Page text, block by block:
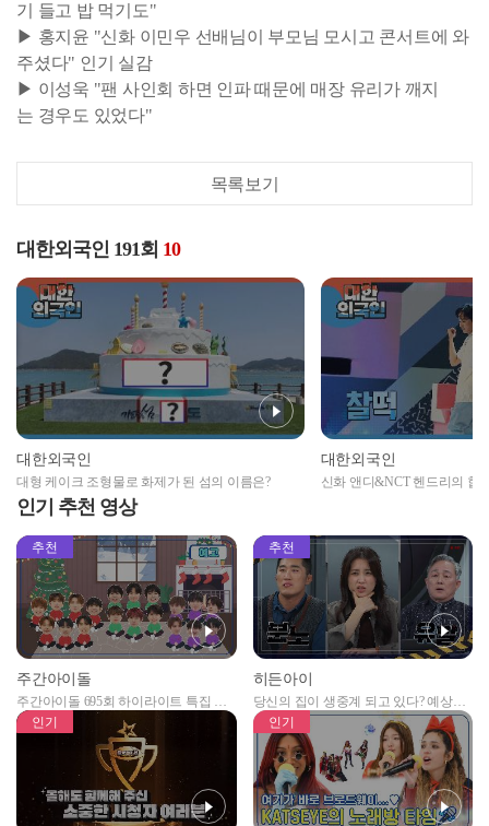
기 들고 밥 먹기도"
▶ 홍지윤 "신화 이민우 선배님이 부모님 모시고 콘서트에 와
주셨다" 인기 실감
▶ 이성욱 "팬 사인회 하면 인파 때문에 매장 유리가 깨지
는 경우도 있었다"
목록보기
대한외국인 191회 10
대한외국인
대형 케이크 조형물로 화제가 된 섬의 이름은?
대한외국인
신화 앤디&NCT 헨드리의 합
인기 추천 영상
추천
주간아이돌
주간아이돌 695회 하이라이트 특집 남
자아이돌편 예고
추천
히든아이
당신의 집이 생중계 되고 있다? 예상치
못한 곳에서 일어나는 불법촬영 범죄!
인기 인기